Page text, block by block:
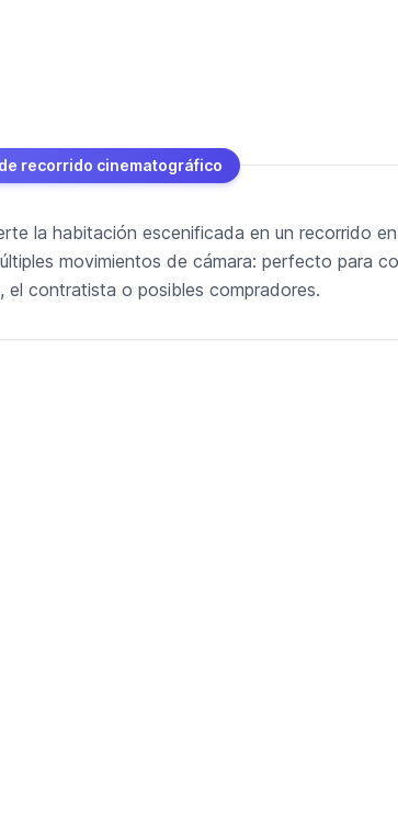
recorrido cinematográfico
la habitación escenificada en un recorrido
movimientos de cámara: perfecto para
el contratista o posibles compradores.